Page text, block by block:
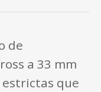
de
a 33 mm
estrictas que